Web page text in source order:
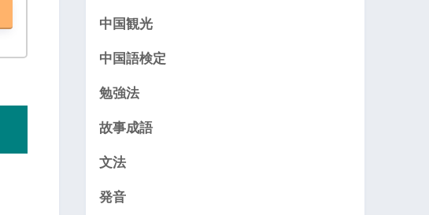
中国観光
中国語検定
勉強法
故事成語
文法
発音